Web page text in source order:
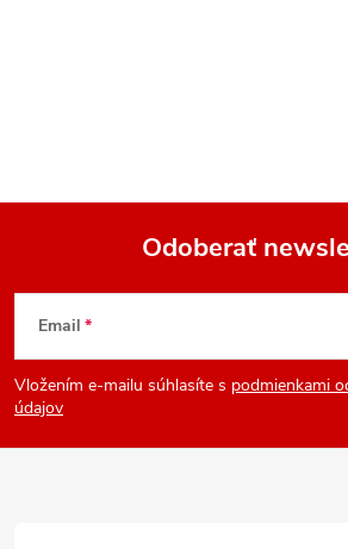
Z
á
p
Odoberať
Email
Vložením e-mailu súhlasíte s podmienkami
údajov